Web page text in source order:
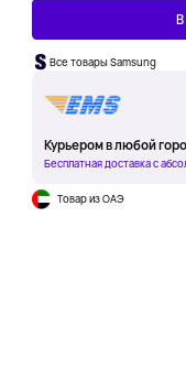
Все товары Samsung
Курьером в любой
Бесплатная доставка с
Товар из ОАЭ